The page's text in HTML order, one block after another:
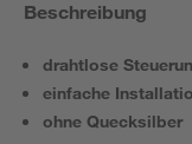
Beschreibung
drahtlose
einfache
ohne Quecksilber